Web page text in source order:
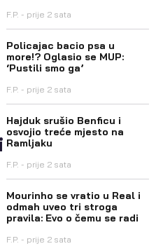
F.P. prije 2 sata
Policajac bacio psa u
more!? Oglasio se MUP:
‘Pustili smo ga’
F.P. prije 2 sata
Hajduk srušio Benficu i
osvojio treće mjesto na
Ramljaku
F.P. prije 2 sata
Mourinho se vratio u Real i
odmah uveo tri stroga
pravila: Evo o čemu se radi
F.P. prije 2 sata